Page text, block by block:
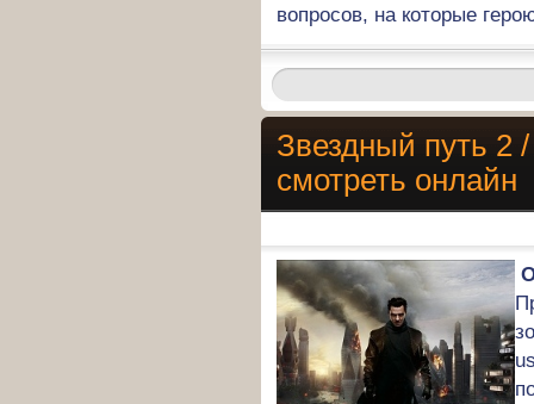
вопросов, на которые
Звездный путь 2
смотреть онлайн